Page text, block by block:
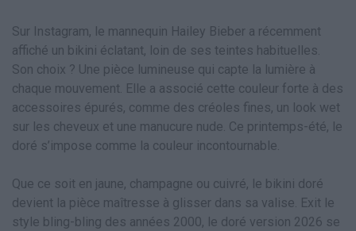
Sur Instagram, le mannequin Hailey Bieber a récemment
affiché un bikini éclatant, loin de ses teintes habituelles.
Son choix ? Une pièce lumineuse qui capte la lumière à
chaque mouvement. Elle a associé cette couleur forte à des
accessoires épurés, comme des créoles fines, un look wet
sur les cheveux et une manucure nude. Ce printemps-été, le
doré s’impose comme la couleur incontournable.
Que ce soit en jaune, champagne ou cuivré, le bikini doré
devient la pièce maîtresse à glisser dans sa valise. Exit le
style bling-bling des années 2000, le doré version 2026 se